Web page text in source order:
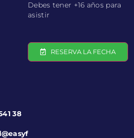
Debes tener +16 años para
asistir
RESERVA LA FECHA
38